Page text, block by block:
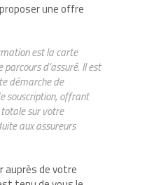
une offre
est la carte
d’assuré. Il est
démarche de
souscription, offrant
sur votre
aux assureurs
auprès de votre